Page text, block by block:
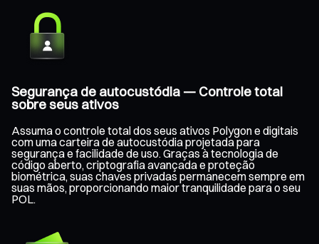
Segurança de autocustódia — Controle total
sobre seus ativos
Assuma o controle total dos seus ativos Polygon e digitais
com uma carteira de autocustódia projetada para
segurança e facilidade de uso. Graças à tecnologia de
código aberto, criptografia avançada e proteção
biométrica, suas chaves privadas permanecem sempre em
suas mãos, proporcionando maior tranquilidade para o seu
POL.